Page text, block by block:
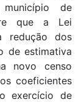
de
que a Lei
redução dos
de estimativa
novo censo
coeficientes
exercício de